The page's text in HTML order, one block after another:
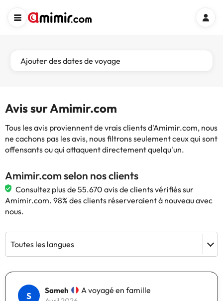
Ajouter des dates de voyage
Avis sur Amimir.com
Tous les avis proviennent de vrais clients d'Amimir.com, nous
ne cachons pas les avis, nous filtrons seulement ceux qui sont
offensants ou qui attaquent directement quelqu'un.
Amimir.com selon nos clients
Consultez plus de 55.670 avis de clients vérifiés sur
Amimir.com. 98% des clients réserveraient à nouveau avec
nous.